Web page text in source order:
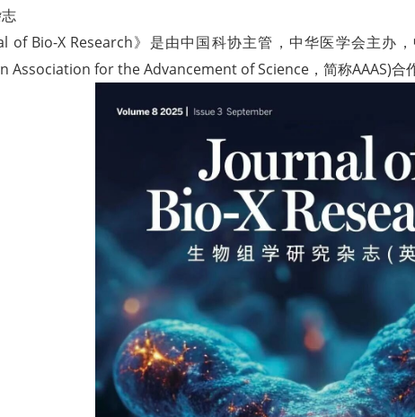
of Bio-X Research》是由中国科协主管，中华医学会主办
Association for the Advancement of Science，简称AAAS)合